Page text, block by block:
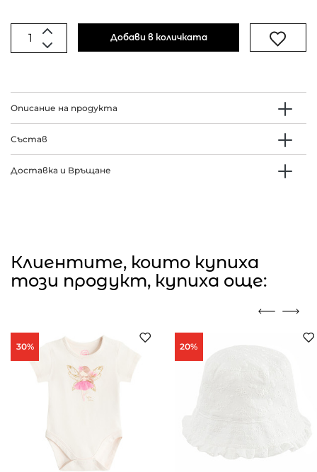
Добави в количката
Описание на продукта
Състав
Доставка и Връщане
Клиентите, които купиха
този продукт, купиха още:
30% 20%